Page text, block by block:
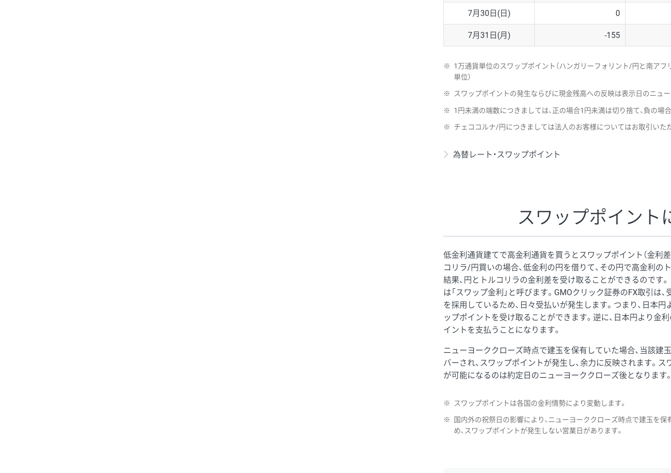
7月30日(日) 0
7月31日(月) -155
※
1万通貨単位のスワップポイント（ハンガリーフォリント/円と南ア
単位）
※ スワップポイントの発生ならびに現金残高への反映は表示日のニュ
※ 1円未満の端数につきましては、正の場合1円未満は切り捨て、負の場
※ チェココルナ/円につきましては法人のお客様についてはお取引いた
為替レート・スワップポイント
スワップポイント
低金利通貨建てで高金利通貨を買うとスワップポイント（金利
コリラ/円買いの場合、低金利の円を借りて、その円で高金利の
結果、円とトルコリラの金利差を受け取ることができるのです
は「スワップ金利」と呼びます。GMOクリック証券のFX取引は
を採用しているため、日々受払いが発生します。つまり、日本
ップポイントを受け取ることができます。逆に、日本円より金
イントを支払うことになります。
ニューヨーククローズ時点で建玉を保有していた場合、当該建
バーされ、スワップポイントが発生し、余力に反映されます。
が可能になるのは約定日のニューヨーククローズ後となります
※ スワップポイントは各国の金利情勢により変動します。
※
国内外の祝祭日の影響により、ニューヨーククローズ時点で建玉を
め、スワップポイントが発生しない営業日があります。